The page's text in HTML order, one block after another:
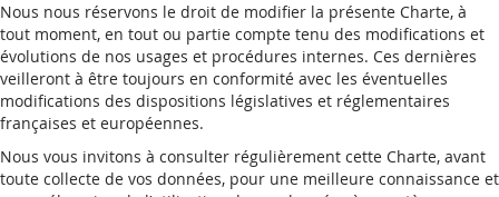
Nous nous réservons le droit de modifier la présente Charte, à
tout moment, en tout ou partie compte tenu des modifications et
évolutions de nos usages et procédures internes. Ces dernières
veilleront à être toujours en conformité avec les éventuelles
modifications des dispositions législatives et réglementaires
françaises et européennes.
Nous vous invitons à consulter régulièrement cette Charte, avant
toute collecte de vos données, pour une meilleure connaissance et